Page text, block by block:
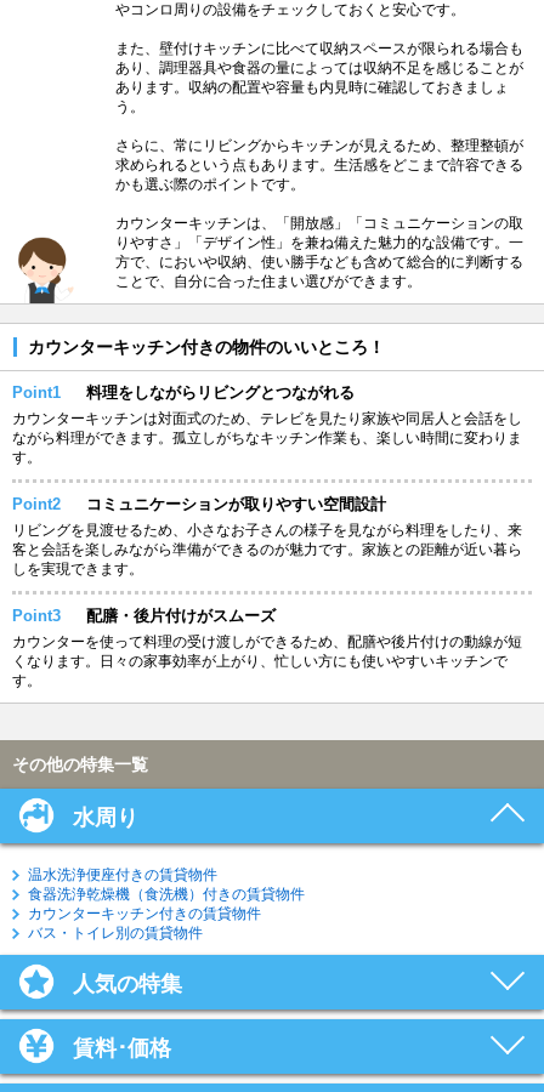
やコンロ周りの設備をチェックしておくと安心です。
また、壁付けキッチンに比べて収納スペースが限られる場合も
あり、調理器具や食器の量によっては収納不足を感じることが
あります。収納の配置や容量も内見時に確認しておきましょ
う。
さらに、常にリビングからキッチンが見えるため、整理整頓が
求められるという点もあります。生活感をどこまで許容できる
かも選ぶ際のポイントです。
カウンターキッチンは、「開放感」「コミュニケーションの取
りやすさ」「デザイン性」を兼ね備えた魅力的な設備です。一
方で、においや収納、使い勝手なども含めて総合的に判断する
ことで、自分に合った住まい選びができます。
カウンターキッチン付きの物件のいいところ！
Point1 料理をしながらリビングとつながれる
カウンターキッチンは対面式のため、テレビを見たり家族や同居人と会話をし
ながら料理ができます。孤立しがちなキッチン作業も、楽しい時間に変わりま
す。
Point2 コミュニケーションが取りやすい空間設計
リビングを見渡せるため、小さなお子さんの様子を見ながら料理をしたり、来
客と会話を楽しみながら準備ができるのが魅力です。家族との距離が近い暮ら
しを実現できます。
Point3 配膳・後片付けがスムーズ
カウンターを使って料理の受け渡しができるため、配膳や後片付けの動線が短
くなります。日々の家事効率が上がり、忙しい方にも使いやすいキッチンで
す。
その他の特集一覧
水周り
温水洗浄便座付きの賃貸物件
食器洗浄乾燥機（食洗機）付きの賃貸物件
カウンターキッチン付きの賃貸物件
バス・トイレ別の賃貸物件
人気の特集
賃料･価格